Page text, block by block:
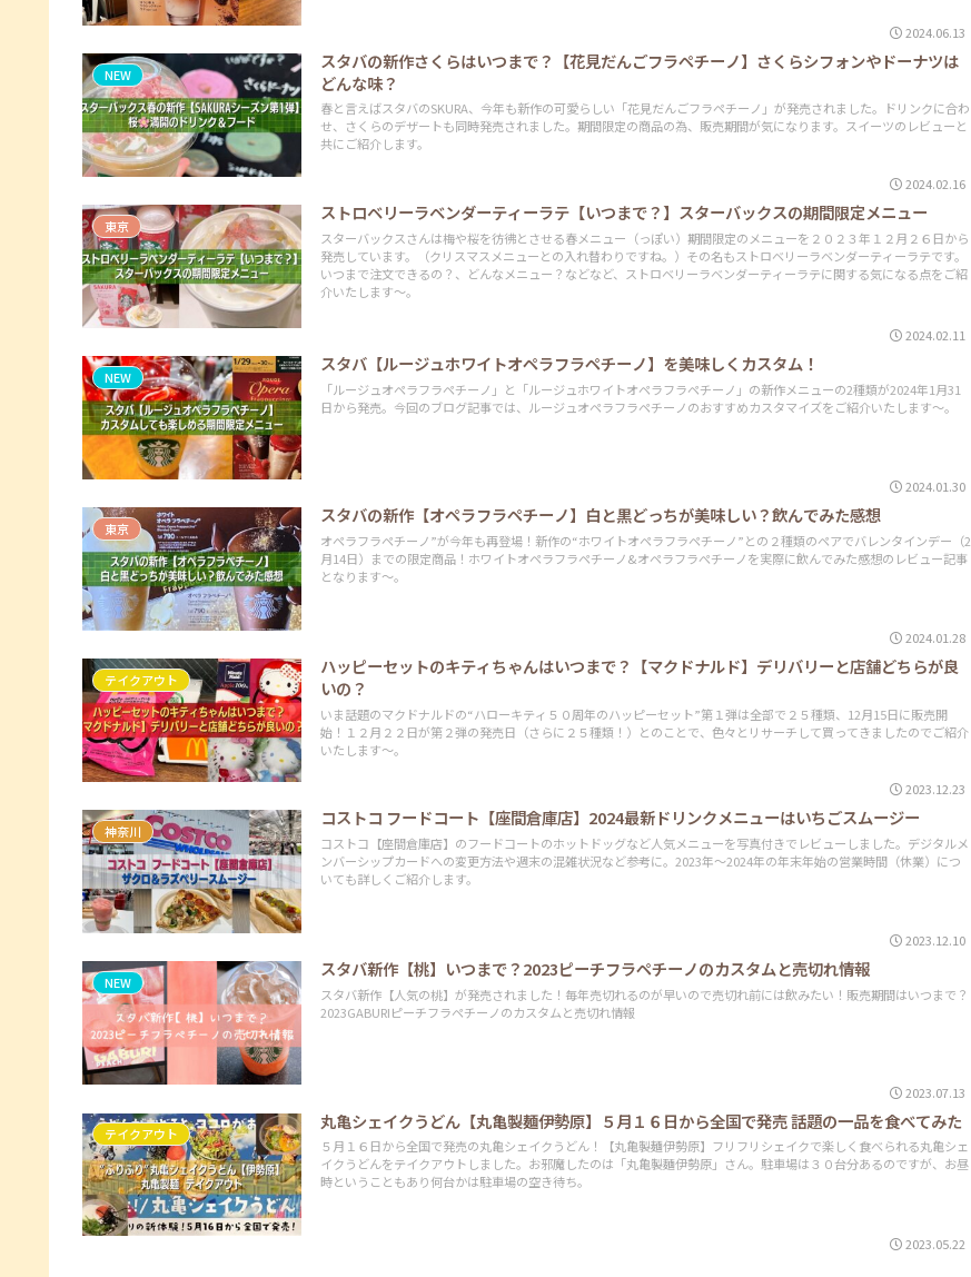
2024.06.13
NEW
スタバの新作さくらはいつまで？【花見だんごフラペチーノ】さくらシフォンやドーナツは
どんな味？
春と言えばスタバのSKURA、今年も新作の可愛らしい「花見だんごフラペチーノ」が発売されました。ドリンクに合わ
せ、さくらのデザートも同時発売されました。期間限定の商品の為、販売期間が気になります。スイーツのレビューと
共にご紹介します。
2024.02.16
東京
ストロベリーラベンダーティーラテ【いつまで？】スターバックスの期間限定メニュー
スターバックスさんは梅や桜を彷彿とさせる春メニュー（っぽい）期間限定のメニューを２０２３年１２月２６日から
発売しています。（クリスマスメニューとの入れ替わりですね。）その名もストロベリーラベンダーティーラテです。
いつまで注文できるの？、どんなメニュー？などなど、ストロベリーラベンダーティーラテに関する気になる点をご紹
介いたします～。
2024.02.11
NEW
スタバ【ルージュホワイトオペラフラペチーノ】を美味しくカスタム！
「ルージュオペラフラペチーノ」と「ルージュホワイトオペラフラペチーノ」の新作メニューの2種類が2024年1月31
日から発売。今回のブログ記事では、ルージュオペラフラペチーノのおすすめカスタマイズをご紹介いたします～。
2024.01.30
東京
スタバの新作【オペラフラペチーノ】白と黒どっちが美味しい？飲んでみた感想
オペラフラペチーノ”が今年も再登場！新作の“ホワイトオペラフラペチーノ”との２種類のペアでバレンタインデー（2
月14日）までの限定商品！ホワイトオペラフラペチーノ&オペラフラぺチーノを実際に飲んでみた感想のレビュー記事
となります～。
2024.01.28
テイクアウト
ハッピーセットのキティちゃんはいつまで？【マクドナルド】デリバリーと店舗どちらが良
いの？
いま話題のマクドナルドの“ハローキティ５０周年のハッピーセット”第１弾は全部で２５種類、12月15日に販売開
始！１２月２２日が第２弾の発売日（さらに２５種類！）とのことで、色々とリサーチして買ってきましたのでご紹介
いたします～。
2023.12.23
神奈川
コストコ フードコート【座間倉庫店】2024最新ドリンクメニューはいちごスムージー
コストコ【座間倉庫店】のフードコートのホットドッグなど人気メニューを写真付きでレビューしました。デジタルメ
ンバーシップカードへの変更方法や週末の混雑状況など参考に。2023年～2024年の年末年始の営業時間（休業）につ
いても詳しくご紹介します。
2023.12.10
NEW
スタバ新作【桃】いつまで？2023ピーチフラペチーノのカスタムと売切れ情報
スタバ新作【人気の桃】が発売されました！毎年売切れるのが早いので売切れ前には飲みたい！販売期間はいつまで？
2023GABURIピーチフラペチーノのカスタムと売切れ情報
2023.07.13
テイクアウト
丸亀シェイクうどん【丸亀製麺伊勢原】５月１６日から全国で発売 話題の一品を食べてみた
５月１６日から全国で発売の丸亀シェイクうどん！【丸亀製麺伊勢原】フリフリシェイクで楽しく食べられる丸亀シェ
イクうどんをテイクアウトしました。お邪魔したのは「丸亀製麵伊勢原」さん。駐車場は３０台分あるのですが、お昼
時ということもあり何台かは駐車場の空き待ち。
2023.05.22